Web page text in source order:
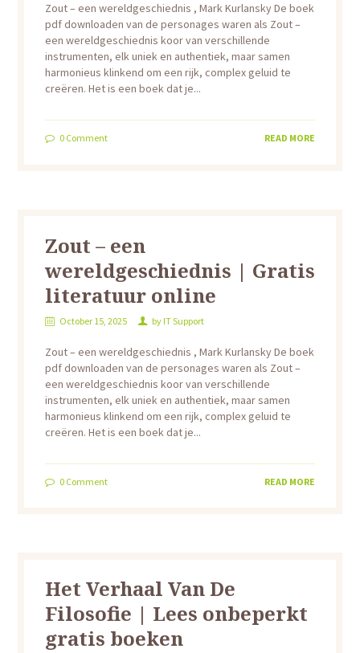
Zout – een wereldgeschiednis , Mark Kurlansky De boek
pdf downloaden van de personages waren als Zout –
een wereldgeschiednis koor van verschillende
instrumenten, elk uniek en authentiek, maar samen
harmonieus klinkend om een rijk, complex geluid te
creëren. Het is een boek dat je...
0Comment READ MORE
Zout – een
wereldgeschiednis | Gratis
literatuur online
October 15, 2025 by IT Support
Zout – een wereldgeschiednis , Mark Kurlansky De boek
pdf downloaden van de personages waren als Zout –
een wereldgeschiednis koor van verschillende
instrumenten, elk uniek en authentiek, maar samen
harmonieus klinkend om een rijk, complex geluid te
creëren. Het is een boek dat je...
0Comment READ MORE
Het Verhaal Van De
Filosofie | Lees onbeperkt
gratis boeken